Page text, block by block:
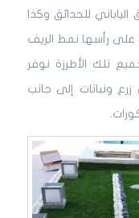
للحدائق وكذا
على رأسها نمط الريف
تلك الأطرزة نوفر
ونباتات إلى جانب